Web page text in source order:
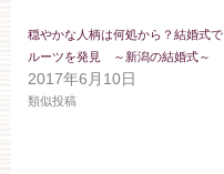
穏やかな人柄は何処から？結婚式で
ルーツを発見 ～新潟の結婚式～
2017年6月10日
類似投稿